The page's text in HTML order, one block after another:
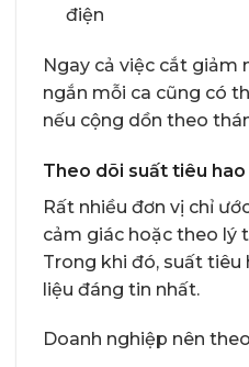
điện
Ngay cả việc cắt giảm
ngắn mỗi ca cũng có
nếu cộng dồn theo
Theo dõi suất tiêu
Rất nhiều đơn vị chỉ
cảm giác hoặc theo lý
Trong khi đó, suất
liệu đáng tin nhất.
Doanh nghiệp nên